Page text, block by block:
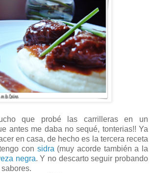
que probé las carrilleras en un
antes me daba no sequé, tonterias!! Ya
en casa, de hecho es la tercera receta
con sidra (muy acorde también a la
negra. Y no descarto seguir probando